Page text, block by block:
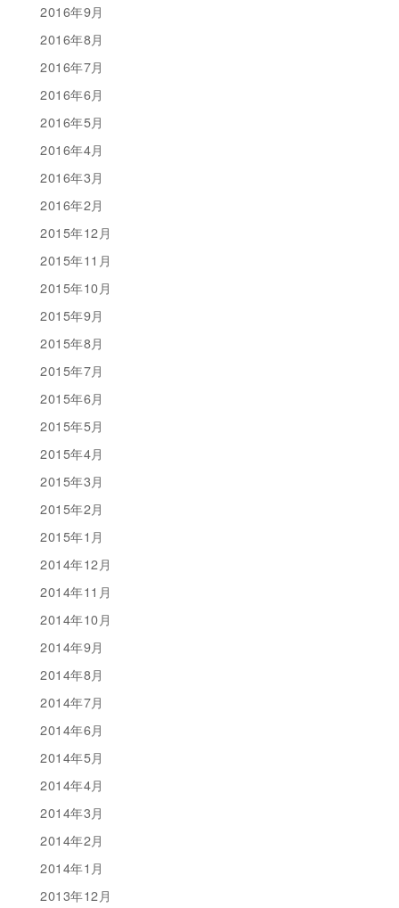
2016年9月
2016年8月
2016年7月
2016年6月
2016年5月
2016年4月
2016年3月
2016年2月
2015年12月
2015年11月
2015年10月
2015年9月
2015年8月
2015年7月
2015年6月
2015年5月
2015年4月
2015年3月
2015年2月
2015年1月
2014年12月
2014年11月
2014年10月
2014年9月
2014年8月
2014年7月
2014年6月
2014年5月
2014年4月
2014年3月
2014年2月
2014年1月
2013年12月